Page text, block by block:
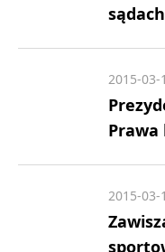
Prawa
2015-03-
2015-03-